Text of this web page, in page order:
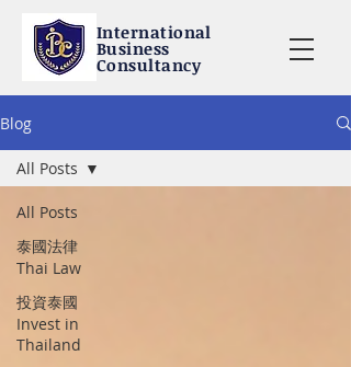
International
Business
Consultancy
Blog
All Posts
泰國法律
Thai Law
投資泰國
Invest in
Thailand
All Posts